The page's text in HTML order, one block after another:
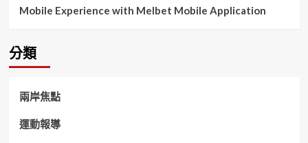
Mobile Experience with Melbet Mobile Application
分類
兩岸焦點
運動報導